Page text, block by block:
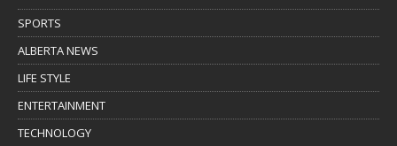
SPORTS
ALBERTA NEWS
LIFE STYLE
ENTERTAINMENT
TECHNOLOGY